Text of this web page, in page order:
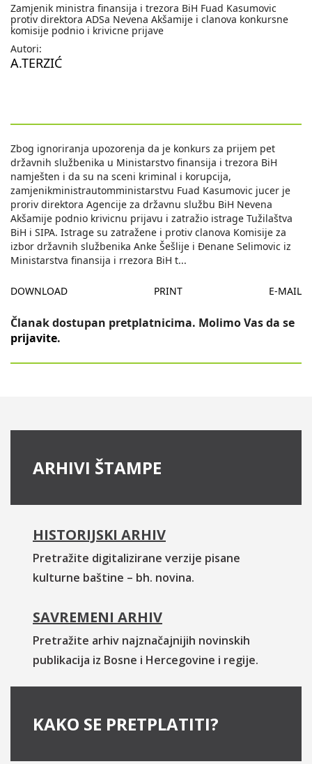
Zamjenik ministra finansija i trezora BiH Fuad Kasumovic
protiv direktora ADSa Nevena Akšamije i clanova konkursne
komisije podnio i krivicne prijave
Autori:
A.TERZIĆ
Zbog ignoriranja upozorenja da je konkurs za prijem pet
državnih službenika u Ministarstvo finansija i trezora BiH
namješten i da su na sceni kriminal i korupcija,
zamjenikministrautomministarstvu Fuad Kasumovic jucer je
proriv direktora Agencije za državnu službu BiH Nevena
Akšamije podnio krivicnu prijavu i zatražio istrage Tužilaštva
BiH i SIPA. Istrage su zatražene i protiv clanova Komisije za
izbor državnih službenika Anke Šešlije i Ðenane Selimovic iz
Ministarstva finansija i rrezora BiH t...
DOWNLOAD PRINT E-MAIL
Članak dostupan pretplatnicima. Molimo Vas da se
prijavite.
ARHIVI ŠTAMPE
HISTORIJSKI ARHIV
Pretražite digitalizirane verzije pisane
kulturne baštine – bh. novina.
SAVREMENI ARHIV
Pretražite arhiv najznačajnijih novinskih
publikacija iz Bosne i Hercegovine i regije.
KAKO SE PRETPLATITI?